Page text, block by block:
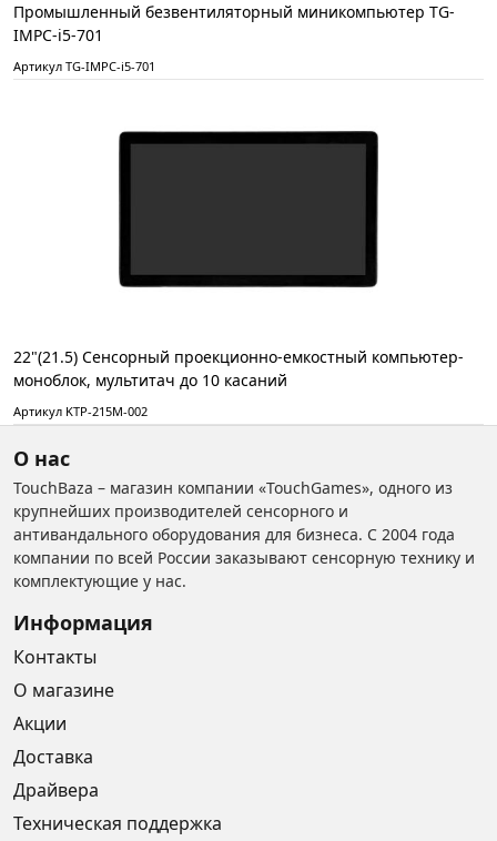
Промышленный безвентиляторный миникомпьютер TG-
IMPC-i5-701
Артикул TG-IMPC-i5-701
22"(21.5) Сенсорный проекционно-емкостный компьютер-
моноблок, мультитач до 10 касаний
Артикул KTP-215M-002
О нас
TouchBaza – магазин компании «TouchGames», одного из
крупнейших производителей сенсорного и
антивандального оборудования для бизнеса. С 2004 года
компании по всей России заказывают сенсорную технику и
комплектующие у нас.
Информация
Контакты
О магазине
Акции
Доставка
Драйвера
Техническая поддержка